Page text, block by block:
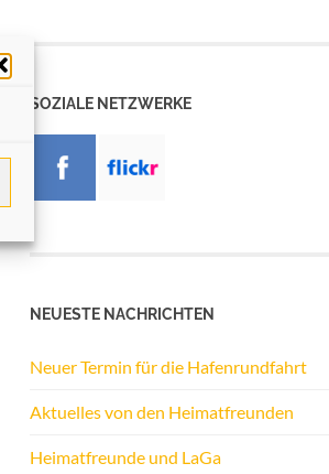
SOZIALE NETZWERKE
NEUESTE NACHRICHTEN
Neuer Termin für die Hafenrundfahrt
Aktuelles von den Heimatfreunden
Heimatfreunde und LaGa